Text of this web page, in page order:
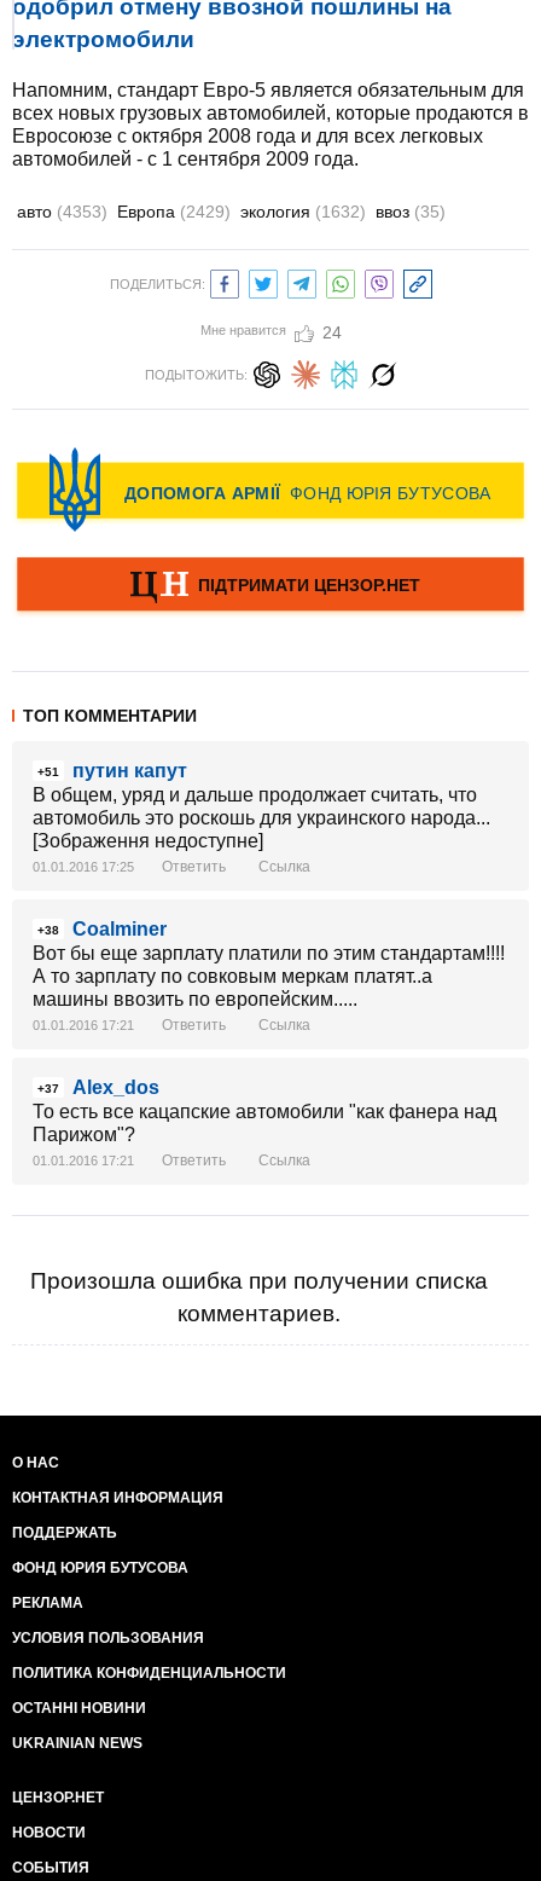
одобрил отмену ввозной пошлины на
электромобили
Напомним, стандарт Евро-5 является обязательным для
всех новых грузовых автомобилей, которые продаются в
Евросоюзе с октября 2008 года и для всех легковых
автомобилей - с 1 сентября 2009 года.
авто (4353) Европа (2429) экология (1632) ввоз (35)
ПОДЕЛИТЬСЯ:
Мне нравится 24
ПОДЫТОЖИТЬ:
ТОП КОММЕНТАРИИ
+51
путин капут
В общем, уряд и дальше продолжает считать, что
автомобиль это роскошь для украинского народа...
[Зображення недоступне]
01.01.2016 17:25 Ответить Ссылка
+38
Coalminer
Вот бы еще зарплату платили по этим стандартам!!!!
А то зарплату по совковым меркам платят..а
машины ввозить по европейским.....
01.01.2016 17:21 Ответить Ссылка
+37
Alex_dos
То есть все кацапские автомобили "как фанера над
Парижом"?
01.01.2016 17:21 Ответить Ссылка
Произошла ошибка при получении списка
комментариев.
О НАС
КОНТАКТНАЯ ИНФОРМАЦИЯ
ПОДДЕРЖАТЬ
ФОНД ЮРИЯ БУТУСОВА
РЕКЛАМА
УСЛОВИЯ ПОЛЬЗОВАНИЯ
ПОЛИТИКА КОНФИДЕНЦИАЛЬНОСТИ
ОСТАННІ НОВИНИ
UKRAINIAN NEWS
ЦЕНЗОР.НЕТ
НОВОСТИ
СОБЫТИЯ